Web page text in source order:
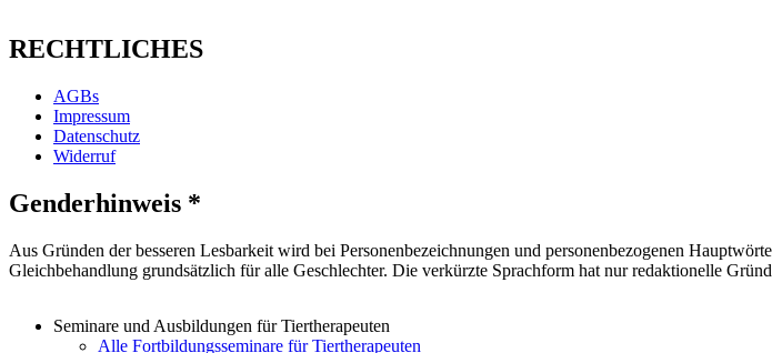
RECHTLICHES
AGBs
Impressum
Datenschutz
Widerruf
Genderhinweis *
Aus Gründen der besseren Lesbarkeit wird bei Personenbezeichnungen und personenbezogenen
Gleichbehandlung grundsätzlich für alle Geschlechter. Die verkürzte Sprachform hat nur redaktionelle
Seminare und Ausbildungen für Tiertherapeuten
Alle Fortbildungsseminare für Tiertherapeuten